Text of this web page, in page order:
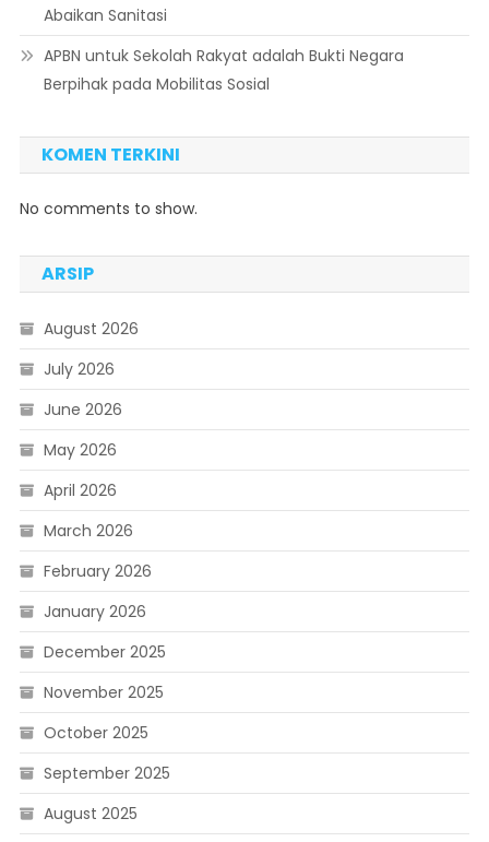
Abaikan Sanitasi
APBN untuk Sekolah Rakyat adalah Bukti Negara
Berpihak pada Mobilitas Sosial
KOMEN TERKINI
No comments to show.
ARSIP
August 2026
July 2026
June 2026
May 2026
April 2026
March 2026
February 2026
January 2026
December 2025
November 2025
October 2025
September 2025
August 2025